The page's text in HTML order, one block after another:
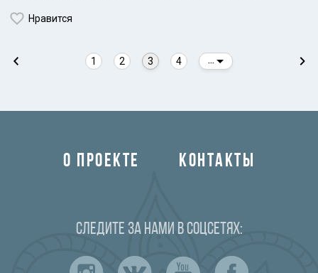
Нравится
1 2 3 4
О ПРОЕКТЕ КОНТАКТЫ
Следите за нами в соцсетях: